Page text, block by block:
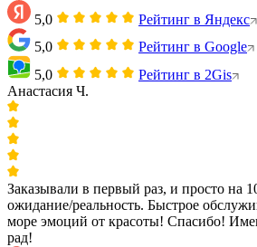
5,0
Рейтинг в Яндекс
5,0
Рейтинг в Google
5,0
Рейтинг в 2Gis
Анастасия Ч.
Заказывали в первый раз, и просто на
ожидание/реальность. Быстрое
море эмоций от красоты! Спасибо!
рад!